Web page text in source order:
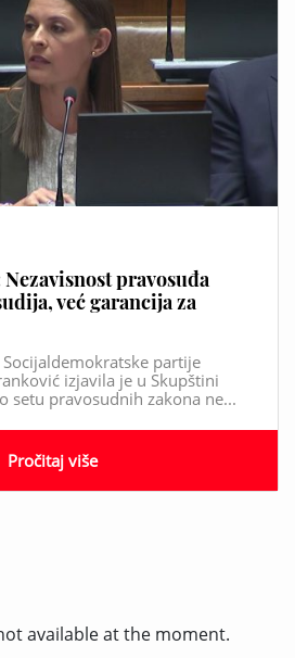
available at the moment.
pravosuđa
već garancija za
partije
izjavila je u Skupštini
setu pravosudnih zakona ne...
Pročitaj više